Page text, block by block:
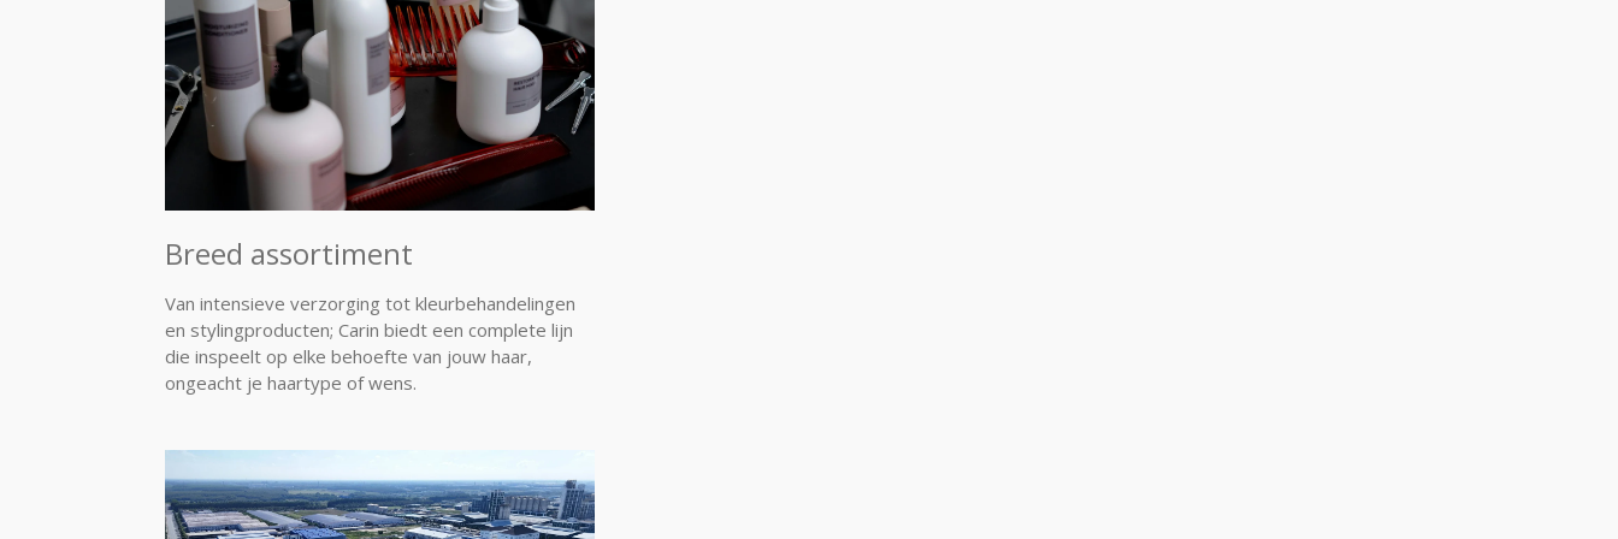
Breed assortiment
Van intensieve verzorging tot kleurbehandelingen
en stylingproducten; Carin biedt een complete lijn
die inspeelt op elke behoefte van jouw haar,
ongeacht je haartype of wens.